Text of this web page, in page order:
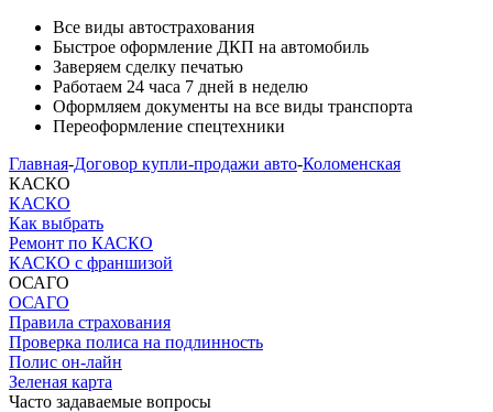
Все виды автострахования
Быстрое оформление ДКП на автомобиль
Заверяем сделку печатью
Работаем 24 часа 7 дней в неделю
Оформляем документы на все виды транспорта
Переоформление спецтехники
Главная-Договор купли-продажи авто-Коломенская
КАСКО
КАСКО
Как выбрать
Ремонт по КАСКО
КАСКО с франшизой
ОСАГО
ОСАГО
Правила страхования
Проверка полиса на подлинность
Полис он-лайн
Зеленая карта
Часто задаваемые вопросы